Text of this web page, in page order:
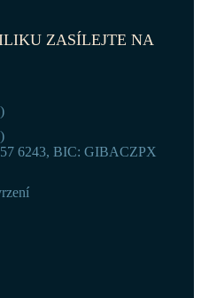
ZASÍLEJTE NA
6243, BIC: GIBACZPX